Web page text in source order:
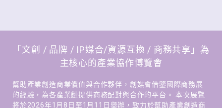
「文創 / 品牌 / IP媒合/資源互換 / 商務共享」 為
主核心的產業協作博覽會
幫助產業創造商業價值與合作夥伴，創媒會借鑒國際商務展
的經驗，為各產業鏈提供商務配對與合作的平台。 本次展覽
將於2026年1月8日至1月11日舉辦，致力於幫助產業創造商